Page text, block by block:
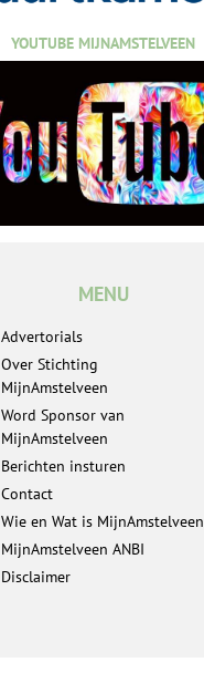
YOUTUBE MIJNAMSTELVEEN
MENU
Advertorials
Over Stichting
MijnAmstelveen
Word Sponsor van
MijnAmstelveen
Berichten insturen
Contact
Wie en Wat is MijnAmstelveen
MijnAmstelveen ANBI
Disclaimer